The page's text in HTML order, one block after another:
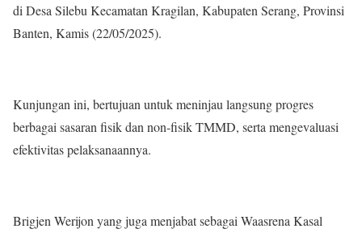
di Desa Silebu Kecamatan Kragilan, Kabupaten Serang, Provinsi
Banten, Kamis (22/05/2025).
Kunjungan ini, bertujuan untuk meninjau langsung progres
berbagai sasaran fisik dan non-fisik TMMD, serta mengevaluasi
efektivitas pelaksanaannya.
Brigjen Werijon yang juga menjabat sebagai Waasrena Kasal